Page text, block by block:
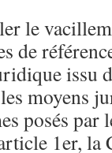
le
de
issu
moyens
posés par
1er,